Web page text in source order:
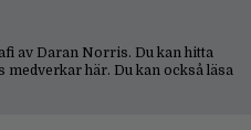
av Daran Norris. Du kan hitta
här. Du kan också läsa